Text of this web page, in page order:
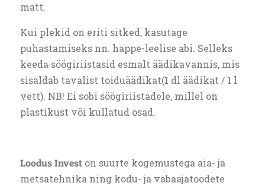
matt.
Kui plekid on eriti sitked, kasutage
puhastamiseks nn. happe-leelise abi. Selleks
keeda söögiriistasid esmalt äädikavannis, mis
sisaldab tavalist toiduäädikat(1 dl äädikat / 1 l
vett). NB! Ei sobi söögiriistadele, millel on
plastikust või kullatud osad.
Loodus Investon suurte kogemustega aia- ja
metsatehnika ning kodu- ja vabaajatoodete